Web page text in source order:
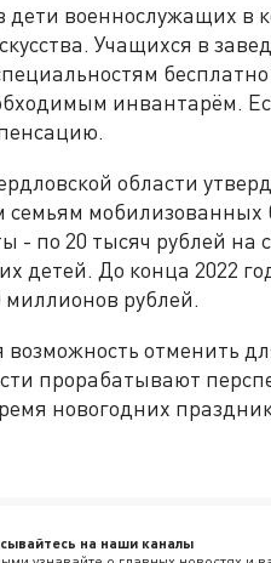
дети военнослужащих в
Учащихся в
бесплатно
инвантарём.
области
семьям мобилизованных
по 20 тысяч рублей на
детей. До конца 2022
миллионов рублей.
возможность отменить
прорабатывают
новогодних
на наши каналы